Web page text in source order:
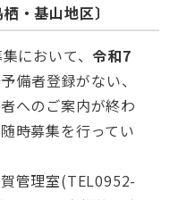
・基山地区〕
において、令和7
備者登録がない、
へのご案内が終わ
時募集を行ってい
管理室(TEL0952-